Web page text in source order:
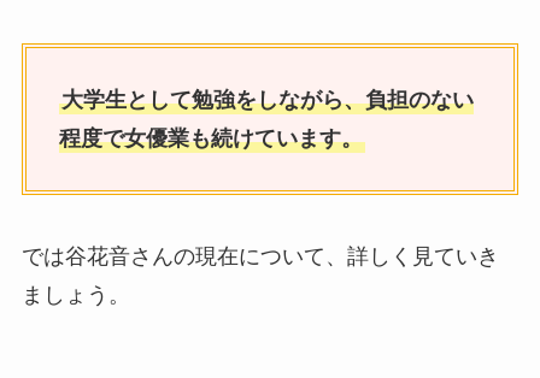
大学生として勉強をしながら、負担のない
程度で女優業も続けています。
では谷花音さんの現在について、詳しく見ていき
ましょう。